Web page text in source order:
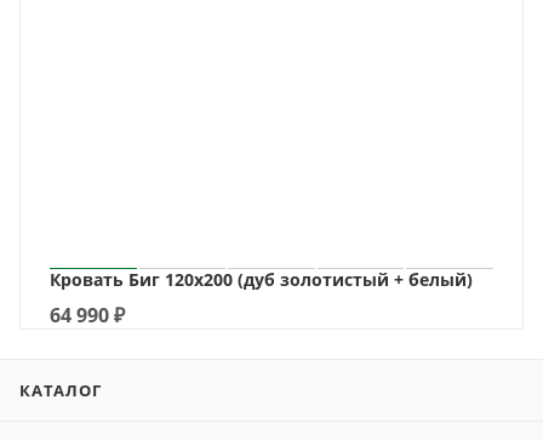
Кровать Биг 120х200 (дуб золотистый + белый)
64 990₽
КАТАЛОГ